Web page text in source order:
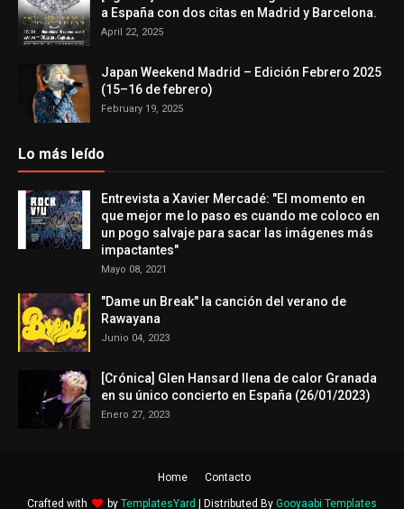
a España con dos citas en Madrid y Barcelona.
April 22, 2025
Japan Weekend Madrid – Edición Febrero 2025
(15–16 de febrero)
February 19, 2025
Lo más leído
Entrevista a Xavier Mercadé: "El momento en
que mejor me lo paso es cuando me coloco en
un pogo salvaje para sacar las imágenes más
impactantes"
Mayo 08, 2021
"Dame un Break" la canción del verano de
Rawayana
Junio 04, 2023
[Crónica] Glen Hansard llena de calor Granada
en su único concierto en España (26/01/2023)
Enero 27, 2023
Home Contacto
Crafted with by TemplatesYard | Distributed By Gooyaabi Templates